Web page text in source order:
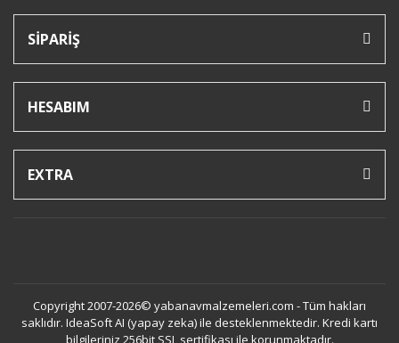
SİPARİŞ
HESABIM
EXTRA
Copyright 2007-2026© yabanavmalzemeleri.com - Tüm hakları
saklıdır. IdeaSoft AI (yapay zeka) ile desteklenmektedir. Kredi kartı
bilgileriniz 256bit SSL sertifikası ile korunmaktadır.